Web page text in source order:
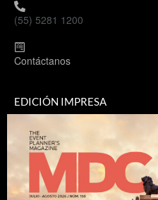
(55) 5281 1200
Contáctanos
EDICIÓN IMPRESA